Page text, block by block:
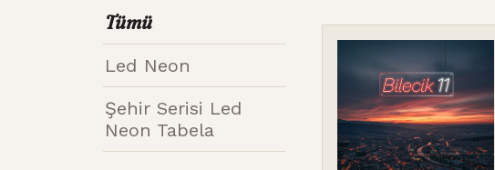
Tümü
Led Neon
Şehir Serisi Led
Neon Tabela